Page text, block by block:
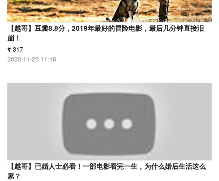
【越哥】豆瓣8.8分，2019年最好的冒险电影，最后几分钟直接泪
崩！
# 317
2020-11-25 11:16
【越哥】已婚人士必看！一部电影看完一生，为什么婚后生活这么
累？